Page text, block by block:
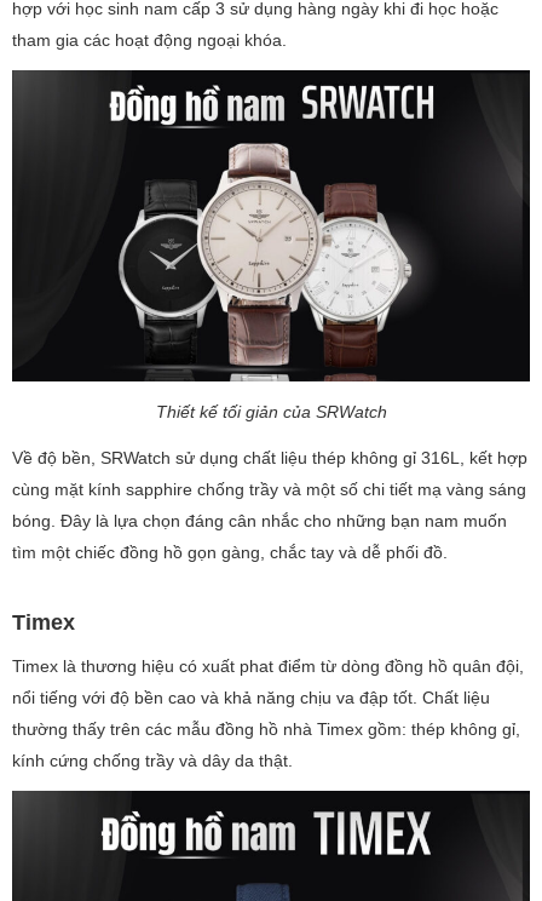
hợp với học sinh nam cấp 3 sử dụng hàng ngày khi đi học hoặc
tham gia các hoạt động ngoại khóa.
Thiết kế tối giản của SRWatch
Về độ bền, SRWatch sử dụng chất liệu thép không gỉ 316L, kết hợp
cùng mặt kính sapphire chống trầy và một số chi tiết mạ vàng sáng
bóng. Đây là lựa chọn đáng cân nhắc cho những bạn nam muốn
tìm một chiếc đồng hồ gọn gàng, chắc tay và dễ phối đồ.
Timex
Timex là thương hiệu có xuất phat điểm từ dòng đồng hồ quân đội,
nổi tiếng với độ bền cao và khả năng chịu va đập tốt. Chất liệu
thường thấy trên các mẫu đồng hồ nhà Timex gồm: thép không gỉ,
kính cứng chống trầy và dây da thật.